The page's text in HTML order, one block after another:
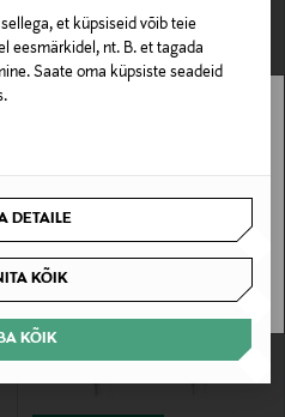
et küpsiseid võib teie
eesmärkidel, nt. B. et tagada
Saate oma küpsiste seadeid
DETAILE
KÕIK
KÕIK
EELIS KUPONGIGA
POLO RALPH LAUREN
Pluus Sport
saadaval.
ARU